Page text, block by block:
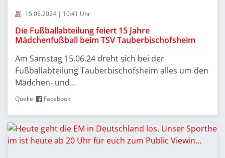
15.06.2024 | 10:41 Uhr
Die Fußballabteilung feiert 15 Jahre
Mädchenfußball beim TSV Tauberbischofsheim
Am Samstag 15.06.24 dreht sich bei der
Fußballabteilung Tauberbischofsheim alles um den
Mädchen- und...
Quelle: Facebook